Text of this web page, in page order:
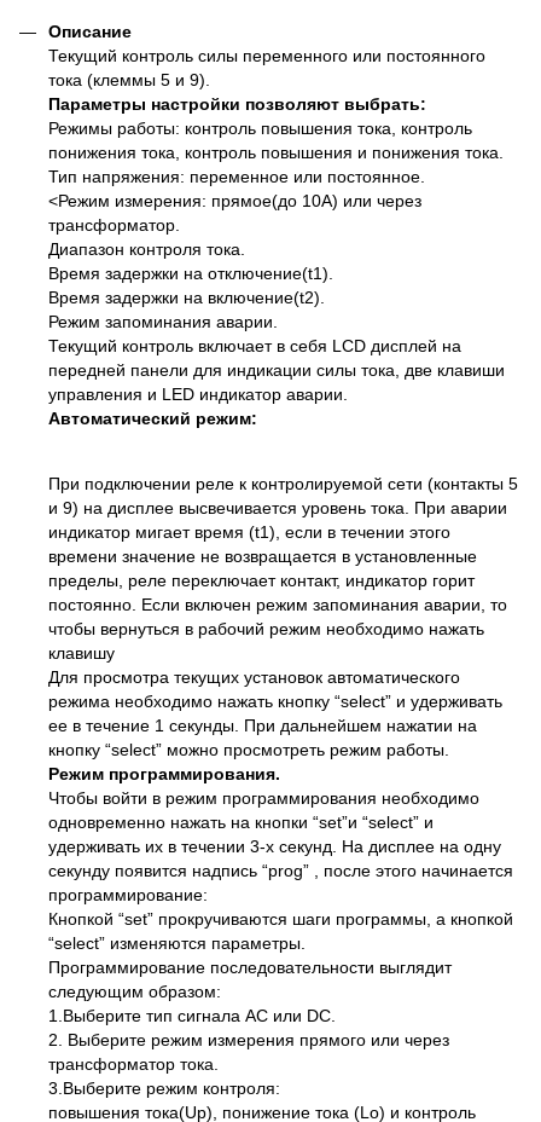
Описание
Текущий контроль силы переменного или постоянного
тока (клеммы 5 и 9).
Параметры настройки позволяют выбрать:
Режимы работы: контроль повышения тока, контроль
понижения тока, контроль повышения и понижения тока.
Тип напряжения: переменное или постоянное.
<Режим измерения: прямое(до 10А) или через
трансформатор.
Диапазон контроля тока.
Время задержки на отключение(t1).
Время задержки на включение(t2).
Режим запоминания аварии.
Текущий контроль включает в себя LCD дисплей на
передней панели для индикации силы тока, две клавиши
управления и LED индикатор аварии.
Автоматический режим:
При подключении реле к контролируемой сети (контакты 5
и 9) на дисплее высвечивается уровень тока. При аварии
индикатор мигает время (t1), если в течении этого
времени значение не возвращается в установленные
пределы, реле переключает контакт, индикатор горит
постоянно. Если включен режим запоминания аварии, то
чтобы вернуться в рабочий режим необходимо нажать
клавишу
Для просмотра текущих установок автоматического
режима необходимо нажать кнопку “select” и удерживать
ее в течение 1 секунды. При дальнейшем нажатии на
кнопку “select” можно просмотреть режим работы.
Режим программирования.
Чтобы войти в режим программирования необходимо
одновременно нажать на кнопки “set”и “select” и
удерживать их в течении 3-х секунд. На дисплее на одну
секунду появится надпись “prog” , после этого начинается
программирование:
Кнопкой “set” прокручиваются шаги программы, а кнопкой
“select” изменяются параметры.
Программирование последовательности выглядит
следующим образом:
1.Выберите тип сигнала AC или DC.
2. Выберите режим измерения прямого или через
трансформатор тока.
3.Выберите режим контроля:
повышения тока(Up), понижение тока (Lo) и контроль